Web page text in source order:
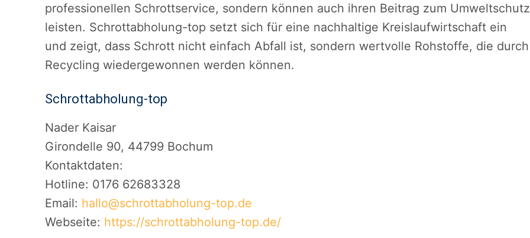
professionellen Schrottservice, sondern können auch ihren Beitrag zum Umweltschutz
leisten. Schrottabholung-top setzt sich für eine nachhaltige Kreislaufwirtschaft ein
und zeigt, dass Schrott nicht einfach Abfall ist, sondern wertvolle Rohstoffe, die durch
Recycling wiedergewonnen werden können.
Schrottabholung-top
Nader Kaisar
Girondelle 90, 44799 Bochum
Kontaktdaten:
Hotline: 0176 62683328
Email: hallo@schrottabholung-top.de
Webseite: https://schrottabholung-top.de/